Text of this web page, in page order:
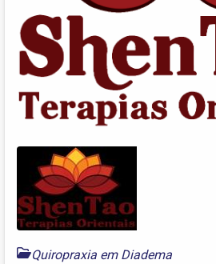
Quiropraxia em Diadema